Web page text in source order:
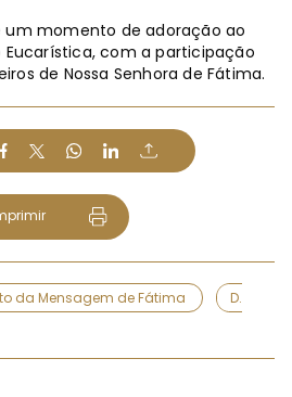
um momento de adoração ao
Eucarística, com a participação
de Nossa Senhora de Fátima.
da Mensagem de Fátima
D.